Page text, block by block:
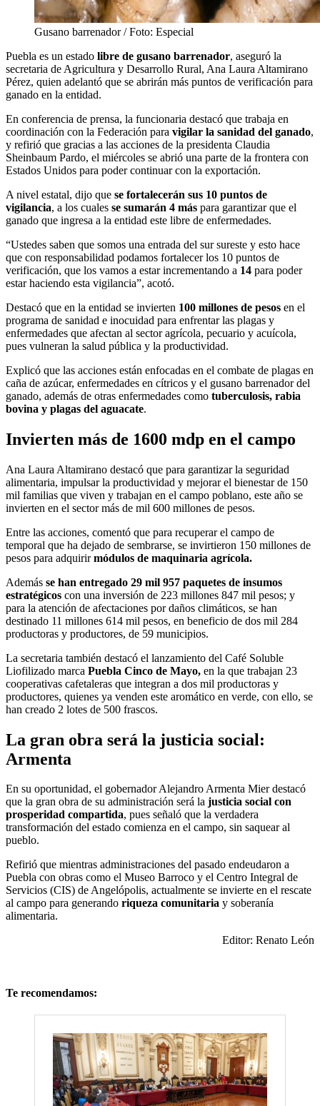
Gusano barrenador / Foto: Especial
Puebla es un estado libre de gusano barrenador, aseguró la
secretaria de Agricultura y Desarrollo Rural, Ana Laura Altamirano
Pérez, quien adelantó que se abrirán más puntos de verificación para
ganado en la entidad.
En conferencia de prensa, la funcionaria destacó que trabaja en
coordinación con la Federación para vigilar la sanidad del ganado,
y refirió que gracias a las acciones de la presidenta Claudia
Sheinbaum Pardo, el miércoles se abrió una parte de la frontera con
Estados Unidos para poder continuar con la exportación.
A nivel estatal, dijo que se fortalecerán sus 10 puntos de
vigilancia, a los cuales se sumarán 4 más para garantizar que el
ganado que ingresa a la entidad este libre de enfermedades.
“Ustedes saben que somos una entrada del sur sureste y esto hace
que con responsabilidad podamos fortalecer los 10 puntos de
verificación, que los vamos a estar incrementando a 14 para poder
estar haciendo esta vigilancia”, acotó.
Destacó que en la entidad se invierten 100 millones de pesos en el
programa de sanidad e inocuidad para enfrentar las plagas y
enfermedades que afectan al sector agrícola, pecuario y acuícola,
pues vulneran la salud pública y la productividad.
Explicó que las acciones están enfocadas en el combate de plagas en
caña de azúcar, enfermedades en cítricos y el gusano barrenador del
ganado, además de otras enfermedades como tuberculosis, rabia
bovina y plagas del aguacate.
Invierten más de 1600 mdp en el campo
Ana Laura Altamirano destacó que para garantizar la seguridad
alimentaria, impulsar la productividad y mejorar el bienestar de 150
mil familias que viven y trabajan en el campo poblano, este año se
invierten en el sector más de mil 600 millones de pesos.
Entre las acciones, comentó que para recuperar el campo de
temporal que ha dejado de sembrarse, se invirtieron 150 millones de
pesos para adquirirmódulos de maquinaria agrícola.
Además se han entregado 29 mil 957 paquetes de insumos
estratégicos con una inversión de 223 millones 847 mil pesos; y
para la atención de afectaciones por daños climáticos, se han
destinado 11 millones 614 mil pesos, en beneficio de dos mil 284
productoras y productores, de 59 municipios.
La secretaria también destacó el lanzamiento del Café Soluble
Liofilizado marca Puebla Cinco de Mayo, en la que trabajan 23
cooperativas cafetaleras que integran a dos mil productoras y
productores, quienes ya venden este aromático en verde, con ello, se
han creado 2 lotes de 500 frascos.
La gran obra será la justicia social:
Armenta
En su oportunidad, el gobernador Alejandro Armenta Mier destacó
que la gran obra de su administración será la justicia social con
prosperidad compartida, pues señaló que la verdadera
transformación del estado comienza en el campo, sin saquear al
pueblo.
Refirió que mientras administraciones del pasado endeudaron a
Puebla con obras como el Museo Barroco y el Centro Integral de
Servicios (CIS) de Angelópolis, actualmente se invierte en el rescate
al campo para generando riqueza comunitaria y soberanía
alimentaria.
Editor: Renato León
Te recomendamos: